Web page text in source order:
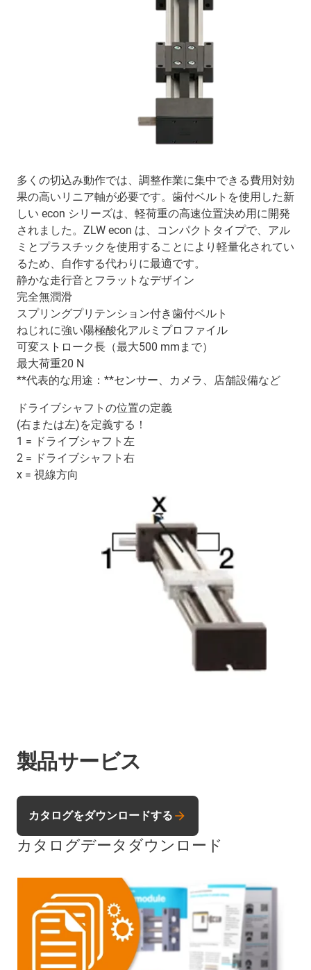
多くの切込み動作では、調整作業に集中できる費用対効
果の高いリニア軸が必要です。歯付ベルトを使用した新
しい econ シリーズは、軽荷重の高速位置決め用に開発
されました。ZLW econ は、コンパクトタイプで、アル
ミとプラスチックを使用することにより軽量化されてい
るため、自作する代わりに最適です。
静かな走行音とフラットなデザイン
完全無潤滑
スプリングプリテンション付き歯付ベルト
ねじれに強い陽極酸化アルミプロファイル
可変ストローク長（最大500 mmまで）
最大荷重20 N
**代表的な用途：**センサー、カメラ、店舗設備など
ドライブシャフトの位置の定義
(右または左)を定義する！
1 = ドライブシャフト左
2 = ドライブシャフト右
x = 視線方向
製品サービス
カタログデータダウンロード
カタログをダウンロードする